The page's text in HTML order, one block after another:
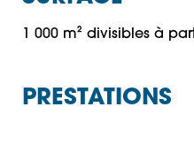
1 000 m² divisibles à
PRESTATIONS